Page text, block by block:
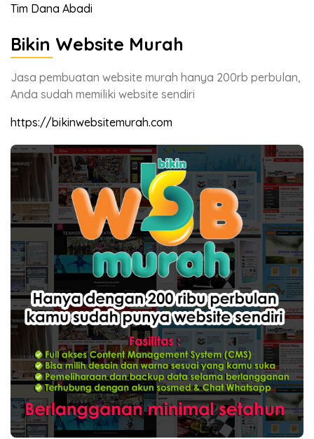
Tim Dana Abadi
Bikin Website Murah
Jasa pembuatan website murah hanya 200rb perbulan,
Anda sudah memiliki website sendiri
https://bikinwebsitemurah.com